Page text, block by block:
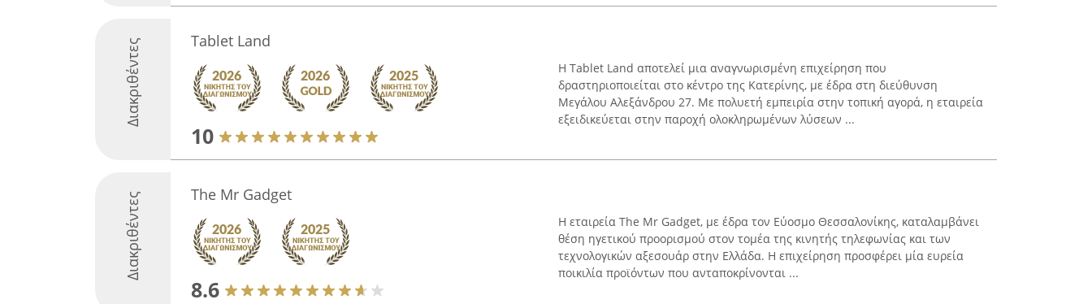
Διακριθέντες Tablet Land
10
Η Tablet Land αποτελεί μια αναγνωρισμένη επιχείρηση που
δραστηριοποιείται στο κέντρο της Κατερίνης, με έδρα στη διεύθυνση
Μεγάλου Αλεξάνδρου 27. Με πολυετή εμπειρία στην τοπική αγορά, η εταιρεία
εξειδικεύεται στην παροχή ολοκληρωμένων λύσεων ...
Διακριθέντες The Mr Gadget
8.6
Η εταιρεία The Mr Gadget, με έδρα τον Εύοσμο Θεσσαλονίκης, καταλαμβάνει
θέση ηγετικού προορισμού στον τομέα της κινητής τηλεφωνίας και των
τεχνολογικών αξεσουάρ στην Ελλάδα. Η επιχείρηση προσφέρει μία ευρεία
ποικιλία προϊόντων που ανταποκρίνονται ...